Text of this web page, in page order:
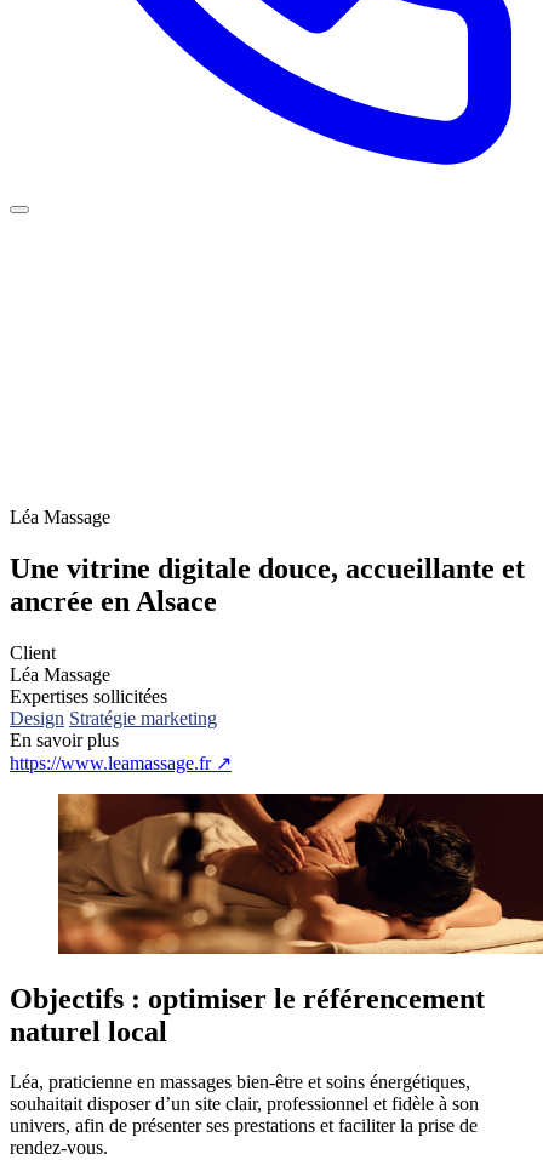
Léa Massage
Une vitrine digitale douce, accueillante et
ancrée en Alsace
Client
Léa Massage
Expertises sollicitées
Design Stratégie marketing
En savoir plus
https://www.leamassage.fr ↗
Objectifs : optimiser le référencement
naturel local
Léa, praticienne en massages bien-être et soins énergétiques,
souhaitait disposer d’un site clair, professionnel et fidèle à son
univers, afin de présenter ses prestations et faciliter la prise de
rendez-vous.